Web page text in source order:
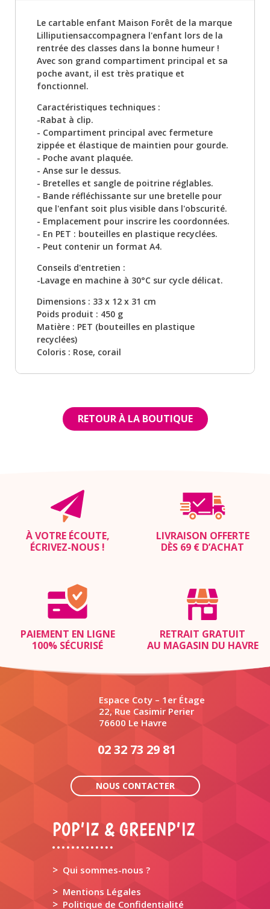
Le cartable enfant Maison Forêt de la marque
Lilliputiensaccompagnera l'enfant lors de la
rentrée des classes dans la bonne humeur !
Avec son grand compartiment principal et sa
poche avant, il est très pratique et
fonctionnel.
Caractéristiques techniques :
-Rabat à clip.
- Compartiment principal avec fermeture
zippée et élastique de maintien pour gourde.
- Poche avant plaquée.
- Anse sur le dessus.
- Bretelles et sangle de poitrine réglables.
- Bande réfléchissante sur une bretelle pour
que l'enfant soit plus visible dans l'obscurité.
- Emplacement pour inscrire les coordonnées.
- En PET : bouteilles en plastique recyclées.
- Peut contenir un format A4.
Conseils d'entretien :
-Lavage en machine à 30°C sur cycle délicat.
Dimensions : 33 x 12 x 31 cm
Poids produit : 450 g
Matière : PET (bouteilles en plastique
recyclées)
Coloris : Rose, corail
RETOUR À LA BOUTIQUE
À VOTRE ÉCOUTE,
ÉCRIVEZ-NOUS !
LIVRAISON OFFERTE
DÈS 69 € D’ACHAT
PAIEMENT EN LIGNE
100% SÉCURISÉ
RETRAIT GRATUIT
AU MAGASIN DU HAVRE
Espace Coty – 1er Étage
22, Rue Casimir Perier
76600 Le Havre
02 32 73 29 81
NOUS CONTACTER
POP’IZ & GREENP’IZ
> Qui sommes-nous ?
> Mentions Légales
> Politique de Confidentialité